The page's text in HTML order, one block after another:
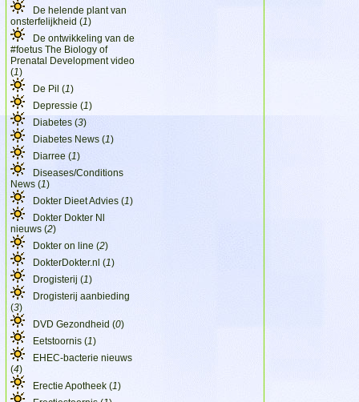
De helende plant van
onsterfelijkheid (1)
De ontwikkeling van de
#foetus The Biology of
Prenatal Development video
(1)
De Pil (1)
Depressie (1)
Diabetes (3)
Diabetes News (1)
Diarree (1)
Diseases/Conditions
News (1)
Dokter Dieet Advies (1)
Dokter Dokter Nl
nieuws (2)
Dokter on line (2)
DokterDokter.nl (1)
Drogisterij (1)
Drogisterij aanbieding
(3)
DVD Gezondheid (0)
Eetstoornis (1)
EHEC-bacterie nieuws
(4)
Erectie Apotheek (1)